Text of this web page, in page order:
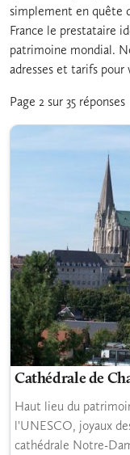
simplement en quête
France le prestataire
patrimoine mondial.
adresses et tarifs
Page 2 sur 35 réponses
Cathédrale de
Haut lieu du
l'UNESCO, joyaux
cathédrale Notre-